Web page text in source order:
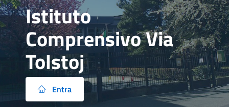
Istituto
Comprensivo Via
Tolstoj
Entra